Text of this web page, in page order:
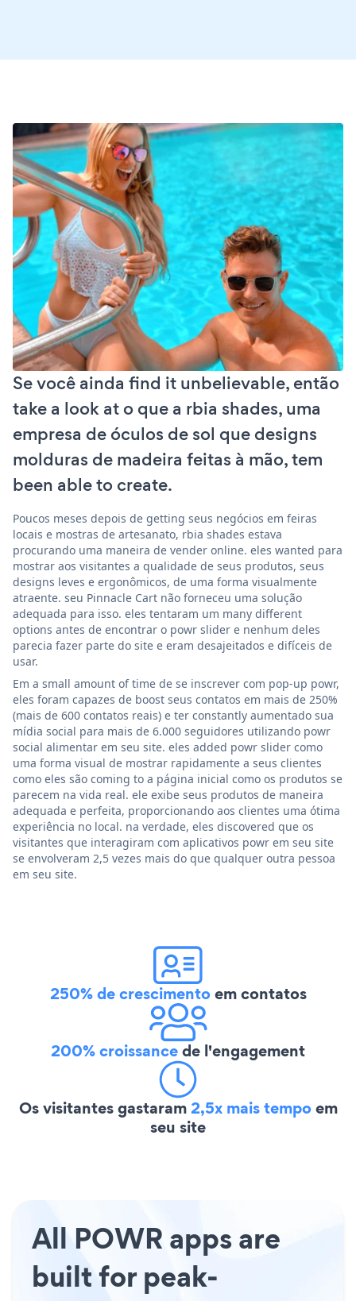
Se você ainda find it unbelievable, então
take a look at o que a rbia shades, uma
empresa de óculos de sol que designs
molduras de madeira feitas à mão, tem
been able to create.
Poucos meses depois de getting seus negócios em feiras
locais e mostras de artesanato, rbia shades estava
procurando uma maneira de vender online. eles wanted para
mostrar aos visitantes a qualidade de seus produtos, seus
designs leves e ergonômicos, de uma forma visualmente
atraente. seu Pinnacle Cart não forneceu uma solução
adequada para isso. eles tentaram um many different
options antes de encontrar o powr slider e nenhum deles
parecia fazer parte do site e eram desajeitados e difíceis de
usar.
Em a small amount of time de se inscrever com pop-up powr,
eles foram capazes de boost seus contatos em mais de 250%
(mais de 600 contatos reais) e ter constantly aumentado sua
mídia social para mais de 6.000 seguidores utilizando powr
social alimentar em seu site. eles added powr slider como
uma forma visual de mostrar rapidamente a seus clientes
como eles são coming to a página inicial como os produtos se
parecem na vida real. ele exibe seus produtos de maneira
adequada e perfeita, proporcionando aos clientes uma ótima
experiência no local. na verdade, eles discovered que os
visitantes que interagiram com aplicativos powr em seu site
se envolveram 2,5 vezes mais do que qualquer outra pessoa
em seu site.
250% de crescimentoem contatos
200% croissancede l'engagement
Os visitantes gastaram2,5x mais tempoem
seu site
All POWR apps are
built for peak-